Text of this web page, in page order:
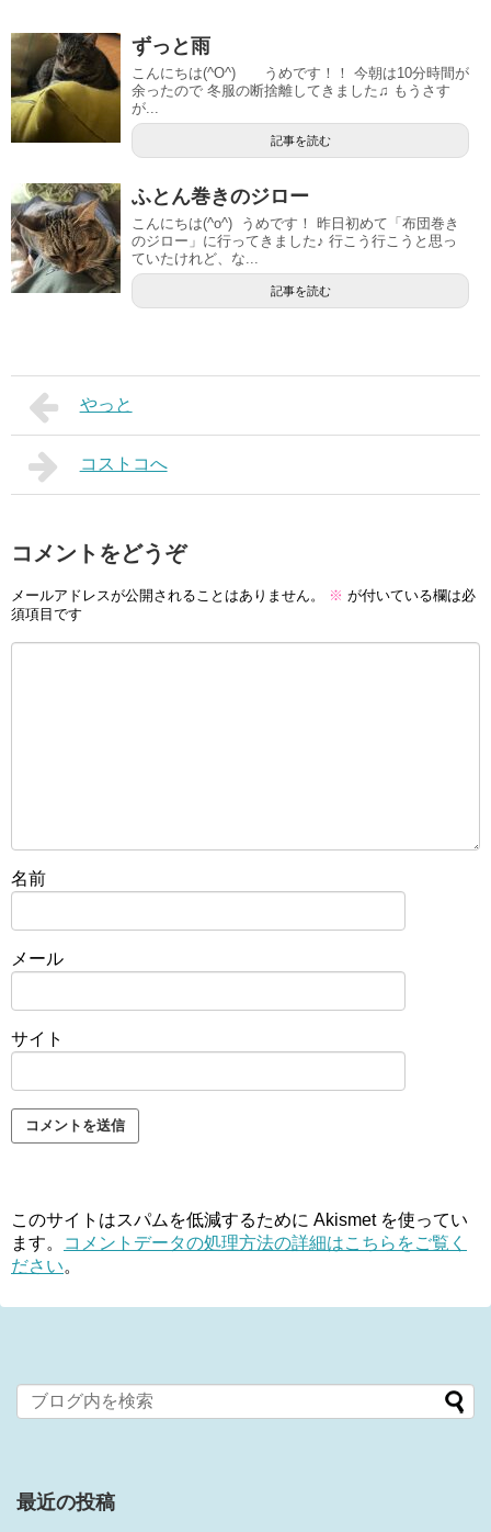
ずっと雨
こんにちは(^O^) うめです！！ 今朝は10分時間が
余ったので 冬服の断捨離してきました♫ もうさす
が...
記事を読む
ふとん巻きのジロー
こんにちは(^o^) うめです！ 昨日初めて「布団巻き
のジロー」に行ってきました♪ 行こう行こうと思っ
ていたけれど、な...
記事を読む
やっと
コストコへ
コメントをどうぞ
メールアドレスが公開されることはありません。 ※ が付いている欄は必
須項目です
名前
メール
サイト
このサイトはスパムを低減するために Akismet を使ってい
ます。
コメントデータの処理方法の詳細はこちらをご覧く
ださい。
最近の投稿